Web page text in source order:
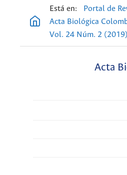
Está en: Portal de
Acta Biológica
Vol. 24 Núm. 2 (2019)
Acta